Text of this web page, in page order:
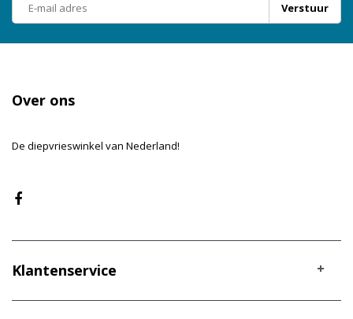
Verstuur
Over ons
De diepvrieswinkel van Nederland!
Klantenservice